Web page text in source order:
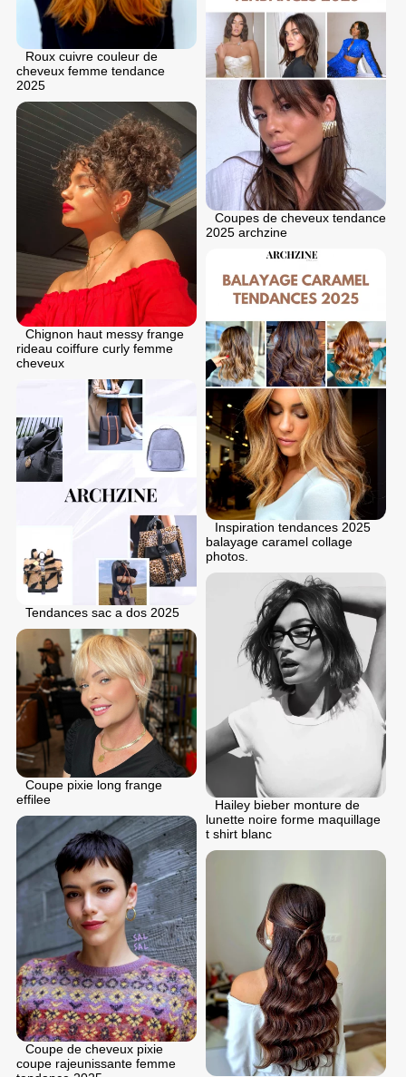
Roux cuivre couleur de
cheveux femme tendance
2025
Coupes de cheveux tendance
2025 archzine
Chignon haut messy frange
rideau coiffure curly femme
cheveux
Inspiration tendances 2025
balayage caramel collage
photos.
Tendances sac a dos 2025
Hailey bieber monture de
lunette noire forme maquillage
t shirt blanc
Coupe pixie long frange
effilee
Coupe de cheveux pixie
coupe rajeunissante femme